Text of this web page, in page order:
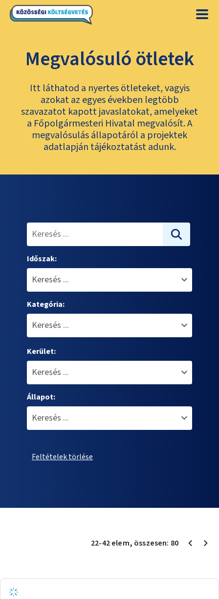
Megvalósuló ötletek
Itt láthatod a nyertes ötleteket, vagyis
azokat az egyes években legtöbb
szavazatot kapott javaslatokat, amelyeket
a Főpolgármesteri Hivatal megvalósít. A
megvalósulás állapotáról a projektek
adatlapján tájékoztatást adunk.
Időszak:
Kategória:
Kerület:
Állapot:
Feltételek törlése
22-42elem, összesen: 80